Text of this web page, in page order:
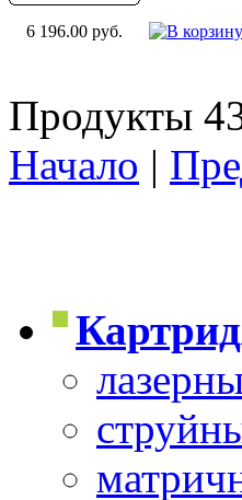
6 196.00 руб.
Продукты
Начало |